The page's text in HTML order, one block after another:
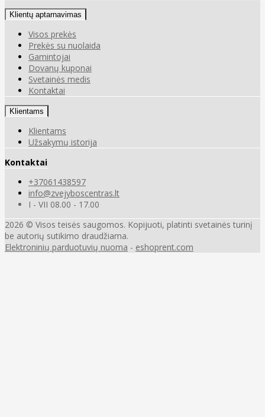
Klientų aptarnavimas
Visos prekės
Prekės su nuolaida
Gamintojai
Dovanų kuponai
Svetainės medis
Kontaktai
Klientams
Klientams
Užsakymų istorija
Kontaktai
+37061438597
info@zvejyboscentras.lt
I - VII 08.00 - 17.00
2026 © Visos teisės saugomos. Kopijuoti, platinti svetainės turinį
be autorių sutikimo draudžiama.
Elektroninių parduotuvių nuoma - eshoprent.com